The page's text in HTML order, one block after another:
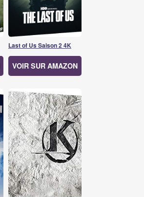
Last of Us Saison 2 4K
VOIR SUR AMAZON